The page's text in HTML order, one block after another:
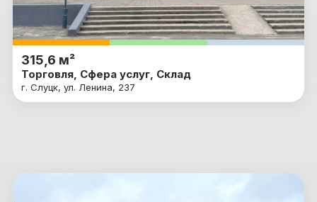
315,6 м²
Торговля, Сфера услуг, Склад
г. Слуцк, ул. Ленина, 237